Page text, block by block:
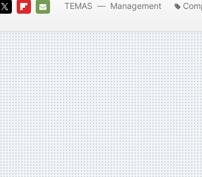
MAIL
TEMAS Management